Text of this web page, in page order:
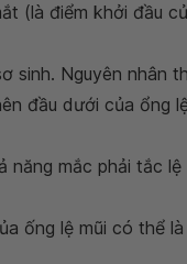
(là điểm khởi đầu
sinh. Nguyên nhân
đầu dưới của ổng
năng mắc phải tắc
ống lệ mũi có thể là